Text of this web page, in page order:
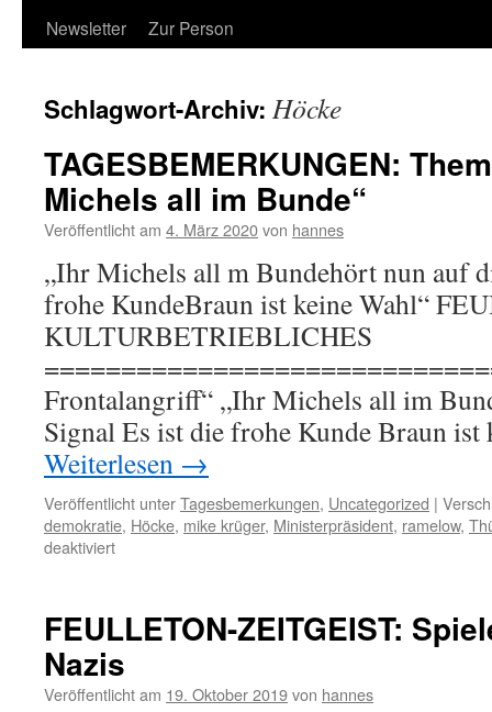
Newsletter
Zur Person
Schlagwort-Archiv: Höcke
TAGESBEMERKUNGEN:
Michels all im Bunde“
Veröffentlicht am 4. März 2020von hannes
„Ihr Michels all m Bundehört nun auf
frohe KundeBraun ist keine Wahl“
KULTURBETRIEBLICHES
Frontalangriff“ „Ihr Michels all im
Signal Es ist die frohe Kunde Braun
Weiterlesen →
Veröffentlicht unterTagesbemerkungen, Uncategorized |
demokratie, Höcke, mike krüger, Ministerpräsident, ramelow,
deaktiviertfür
„Ihr
Michels
all
im
FEULLETON-ZEITGEIST:
Nazis
Veröffentlicht am 19. Oktober 2019von hannes